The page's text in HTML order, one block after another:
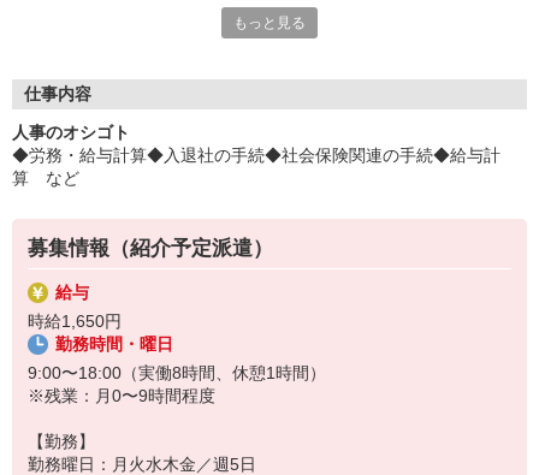
広々休憩室でリフレッシュ☆彡
「応募するか悩む…」
そんな方も安心してご応募ください。
しっかりお話を聞いて頂いてから
選考に進むかどうか考えていただけます◎
私達がご希望に合ったお仕事をご紹介します。
・結婚を機に働き方を変えたい
・出産後も働ける仕事に就きたい
・資格を活かして働きたい
・資格はないけど働ける仕事を見つけたい
もっと見る
仕事内容
人事のオシゴト
◆労務・給与計算◆入退社の手続◆社会保険関連の手続◆給与計
算 など
募集情報（紹介予定派遣）
給与
時給1,650円
勤務時間・曜日
9:00〜18:00（実働8時間、休憩1時間）
※残業：月0〜9時間程度
【勤務】
勤務曜日：月火水木金／週5日